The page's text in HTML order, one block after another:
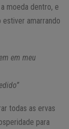
moeda dentro, e
amarrando
em meu
todas as ervas
para